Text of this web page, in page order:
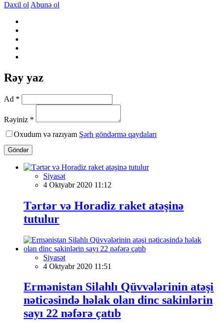
Daxil ol Abunə ol
Rəy yaz
Ad *
Rəyiniz *
Oxudum və razıyam Şərh göndərmə qaydaları
Göndər
Siyasət
4 Oktyabr 2020 11:12
Tərtər və Horadiz raket atəşinə
tutulur
Siyasət
4 Oktyabr 2020 11:51
Ermənistan Silahlı Qüvvələrinin atəşi
nəticəsində həlak olan dinc sakinlərin
sayı 22 nəfərə çatıb